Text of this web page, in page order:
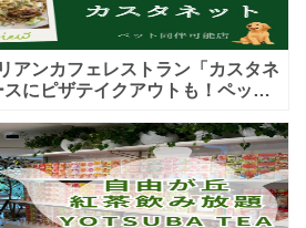
アンカフェレストラン「カスタネ
にピザテイクアウトも！ペット